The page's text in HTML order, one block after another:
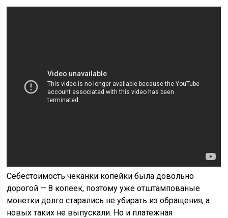
Себестоимость чеканки копейки была довольно
дорогой — 8 копеек, поэтому уже отштампованые
монетки долго старались не убирать из обращения, а
новых таких не выпускали. Но и платежная